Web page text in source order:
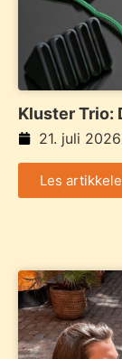
Kluster Trio:
samler
21. juli 2026
Les